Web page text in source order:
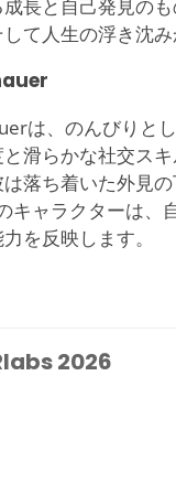
長と自己発見の
て人生の浮き沈
は、のんびりと
滑らかな社交ス
落ち着いた外見
キャラクターは、
を反映します。
2026